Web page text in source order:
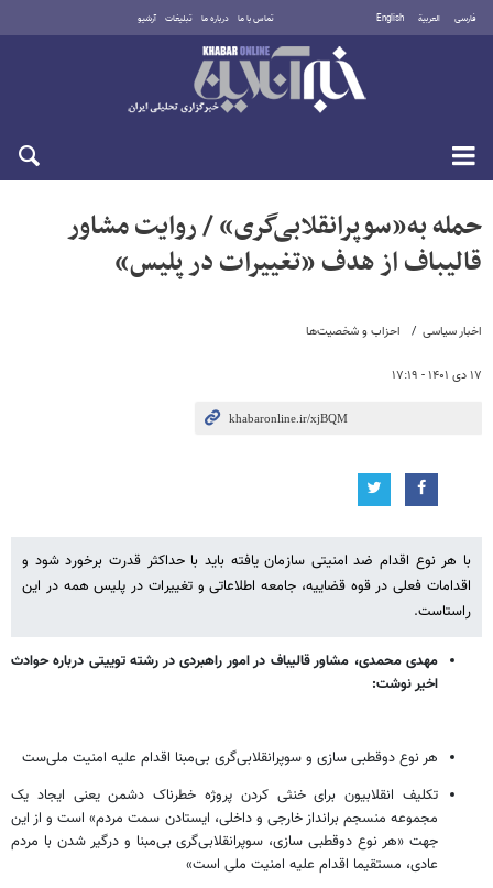
فارسی العربية English تماس با ما درباره ما تبلیغات آرشیو
یکشنبه ۱۸ مرداد ۱۴۰۵
اخبار سیاسی احزاب و شخصیت‌ها
۱۷ دی ۱۴۰۱ - ۱۷:۱۹
حمله به«سوپرانقلابی‌گری» / روایت مشاور
قالیباف از هدف «تغییرات در پلیس»
با هر نوع اقدام ضد امنیتی سازمان یافته باید با حداکثر قدرت برخورد شود و
اقدامات فعلی در قوه قضاییه، جامعه اطلاعاتی و تغییرات در پلیس همه در این
راستاست.
مهدی محمدی، مشاور قالیباف در امور راهبردی در رشته‌ توییتی درباره حوادث
اخیر نوشت:
هر نوع دوقطبی سازی و سوپرانقلابی‌گری بی‌مبنا اقدام علیه امنیت ملی‌ست
تکلیف انقلابیون برای خنثی کردن پروژه خطرناک دشمن یعنی ایجاد یک
مجموعه منسجم برانداز خارجی و داخلی، ایستادن سمت مردم» است و از این
جهت «هر نوع دوقطبی سازی، سوپرانقلابی‌گری بی‌مبنا و درگیر شدن با مردم
عادی، مستقیما اقدام علیه امنیت ملی است»